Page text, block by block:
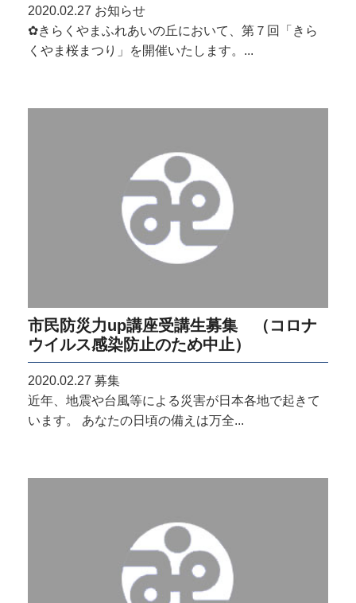
2020.02.27 お知らせ
✿きらくやまふれあいの丘において、第７回「きら
くやま桜まつり」を開催いたします。...
市民防災力up講座受講生募集 （コロナ
ウイルス感染防止のため中止）
2020.02.27 募集
近年、地震や台風等による災害が日本各地で起きて
います。 あなたの日頃の備えは万全...